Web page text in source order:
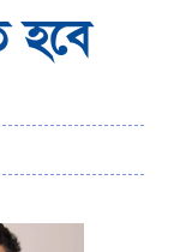
হবে